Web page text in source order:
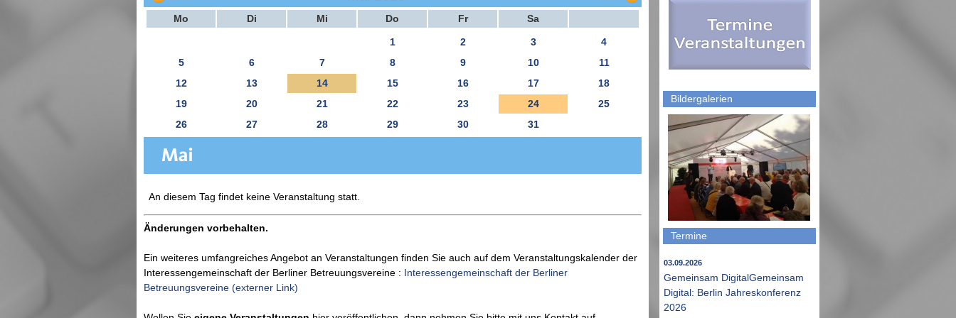
Mo Di Mi Do Fr Sa
1 2 3
4
5
6 7 8 9 10
11
12
13 14 15 16 17
18
19
20 21 22 23 24
25
26
27 28 29 30 31
An diesem Tag findet keine Veranstaltung statt.
Änderungen vorbehalten.
Ein weiteres umfangreiches Angebot an Veranstaltungen finden Sie auch auf dem Veranstaltungskalender der
Interessengemeinschaft der Berliner Betreuungsvereine : Interessengemeinschaft der Berliner
Betreuungsvereine (externer Link)
Bildergalerien
Termine
03.09.2026
Gemeinsam DigitalGemeinsam
Digital: Berlin Jahreskonferenz
2026